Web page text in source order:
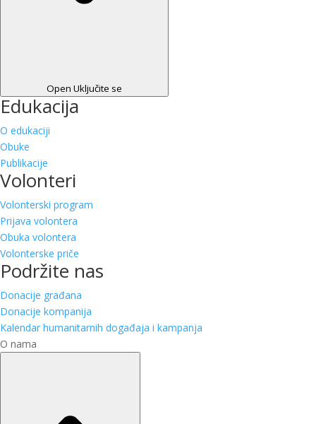
Open Uključite se
Edukacija
O edukaciji
Obuke
Publikacije
Volonteri
Volonterski program
Prijava volontera
Obuka volontera
Volonterske priče
Podržite nas
Donacije građana
Donacije kompanija
Kalendar humanitarnih događaja i kampanja
O nama